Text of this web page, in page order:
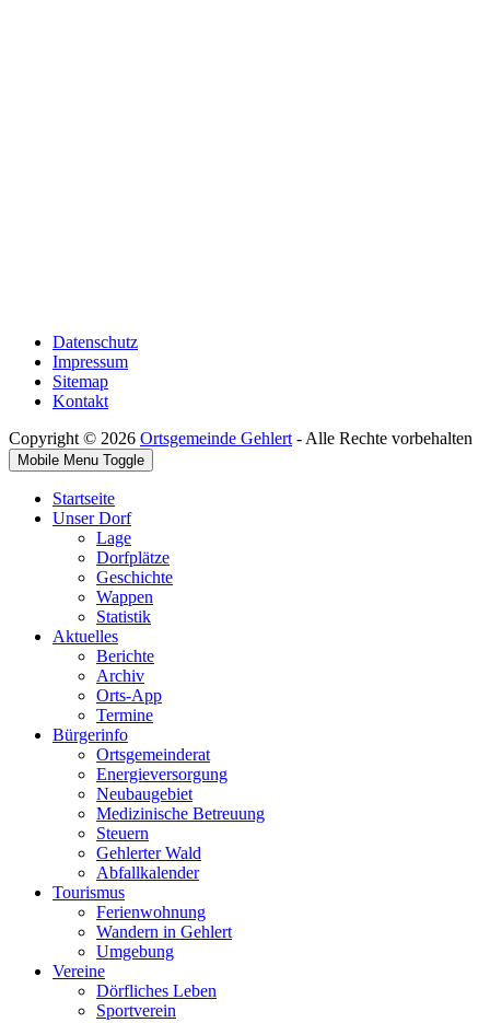
Datenschutz
Impressum
Sitemap
Kontakt
Copyright © 2026 Ortsgemeinde Gehlert- Alle Rechte vorbehalten
Mobile Menu Toggle
Startseite
Unser Dorf
Lage
Dorfplätze
Geschichte
Wappen
Statistik
Aktuelles
Berichte
Archiv
Orts-App
Termine
Bürgerinfo
Ortsgemeinderat
Energieversorgung
Neubaugebiet
Medizinische Betreuung
Steuern
Gehlerter Wald
Abfallkalender
Tourismus
Ferienwohnung
Wandern in Gehlert
Umgebung
Vereine
Dörfliches Leben
Sportverein